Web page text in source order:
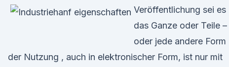
Veröffentlichung sei es
das Ganze oder Teile –
oder jede andere Form
der Nutzung , auch in elektronischer Form, ist nur mit